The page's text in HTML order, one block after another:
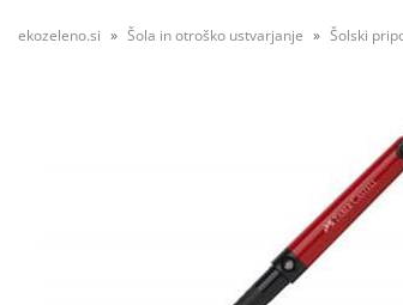
ekozeleno.si Šola in otroško ustvarjanje Šolski